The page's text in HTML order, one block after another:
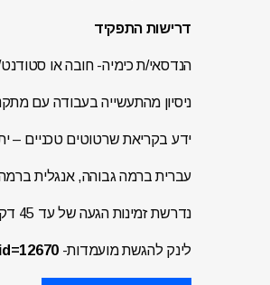
דרישות התפקיד
הנדסאי/ת כימיה- חובה או
ניסיון מהתעשייה בעבודה עם
ידע בקריאת שרטוטים טכניים –
עברית ברמה גבוהה, אנגלית
נדרשת זמינות הגעה של עד 45 דקות לתחנת הכוח באשקלון
לינק להגשת מועמדות-